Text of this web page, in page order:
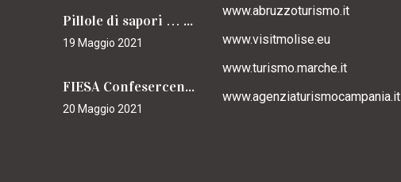
Pillole di sapori … caracciolini
19 Maggio 2021
FIESA Confesercenti Campania per il Cammino
20 Maggio 2021
www.abruzzoturismo.it
www.visitmolise.eu
www.turismo.marche.it
www.agenziaturismocampania.it